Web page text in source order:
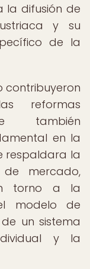
la difusión de
y su
de la
contribuyeron
reformas
también
en la
respaldara la
mercado,
torno a la
modelo de
un sistema
y la